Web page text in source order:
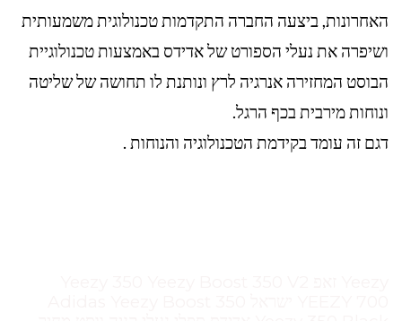
האחרונות, ביצעה החברה התקדמות טכנולוגית משמעותית
ושיפרה את נעלי הספורט של אדידס באמצעות טכנולוגיית
הבוסט המחזירה אנרגיה לרץ ונותנת לו תחושה של שליטה
ונוחות מירבית בכף הרגל.
דגם זה עומד בקידמת הטכנולוגיה והנוחות .